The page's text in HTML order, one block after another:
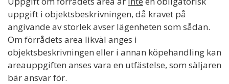
uppgift i objektsbeskrivningen, då kravet på
angivande av storlek avser lägenheten som sådan.
Om förrådets area likväl anges i
objektsbeskrivningen eller i annan köpehandling kan
areauppgiften anses vara en utfästelse, som säljaren
bär ansvar för.